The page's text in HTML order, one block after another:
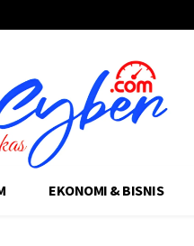
EKONOMI & BISNIS